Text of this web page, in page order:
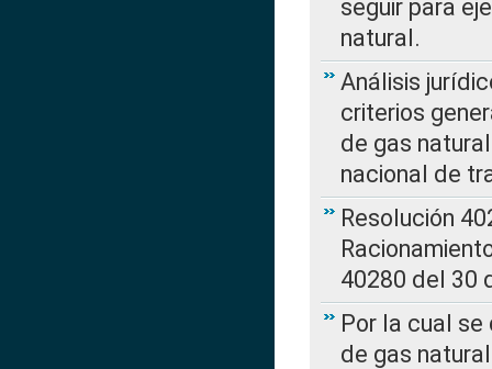
seguir para
natural.
Análisis
criterios
de gas
nacional de
Resolución
40280 del 30
Por la cual
de gas natural